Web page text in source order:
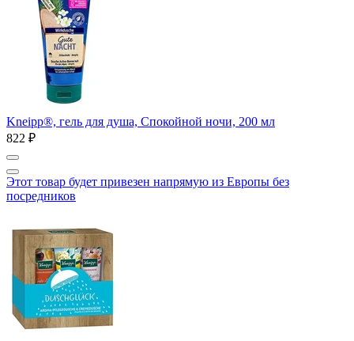
Kneipp®, гель для душа, Спокойной ночи, 200 мл
822 ₽
Этот товар будет привезен напрямую из Европы без
посредников